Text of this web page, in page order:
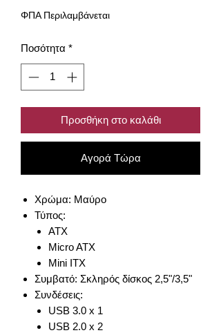
ΦΠΑ Περιλαμβάνεται
Ποσότητα *
Προσθήκη στο καλάθι
Αγορά Τώρα
Χρώμα: Μαύρο
Τύπος:
ATX
Micro ATX
Mini ITX
Συμβατό: Σκληρός δίσκος 2,5"/3,5"
Συνδέσεις:
USB 3.0 x 1
USB 2.0 x 2